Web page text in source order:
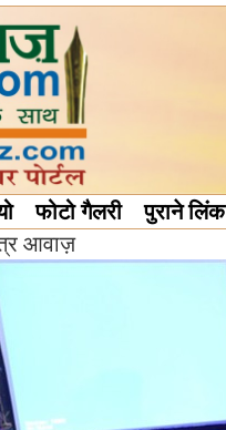
फोटो गैलरी
पुराने लिंक
आवाज़